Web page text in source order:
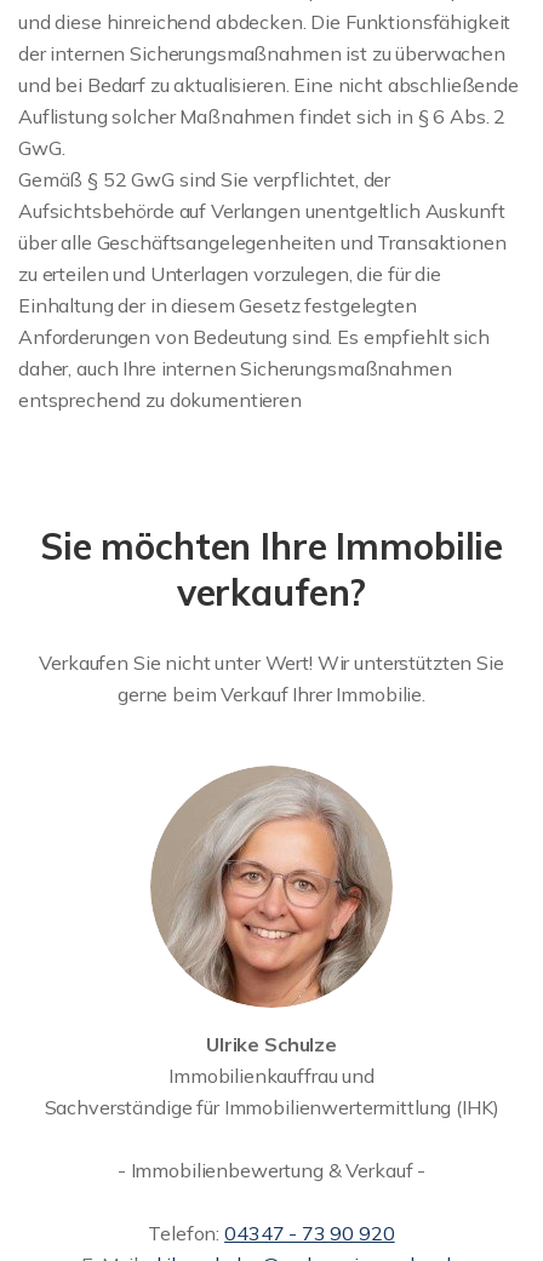
und diese hinreichend abdecken. Die Funktionsfähigkeit
der internen Sicherungsmaßnahmen ist zu überwachen
und bei Bedarf zu aktualisieren. Eine nicht abschließende
Auflistung solcher Maßnahmen findet sich in § 6 Abs. 2
GwG.
Gemäß § 52 GwG sind Sie verpflichtet, der
Aufsichtsbehörde auf Verlangen unentgeltlich Auskunft
über alle Geschäftsangelegenheiten und Transaktionen
zu erteilen und Unterlagen vorzulegen, die für die
Einhaltung der in diesem Gesetz festgelegten
Anforderungen von Bedeutung sind. Es empfiehlt sich
daher, auch Ihre internen Sicherungsmaßnahmen
entsprechend zu dokumentieren
Sie möchten Ihre Immobilie
verkaufen?
Verkaufen Sie nicht unter Wert! Wir unterstützten Sie
gerne beim Verkauf Ihrer Immobilie.
Ulrike Schulze
Immobilienkauffrau und
Sachverständige für Immobilienwertermittlung (IHK)
- Immobilienbewertung & Verkauf -
Telefon:04347 - 73 90 920